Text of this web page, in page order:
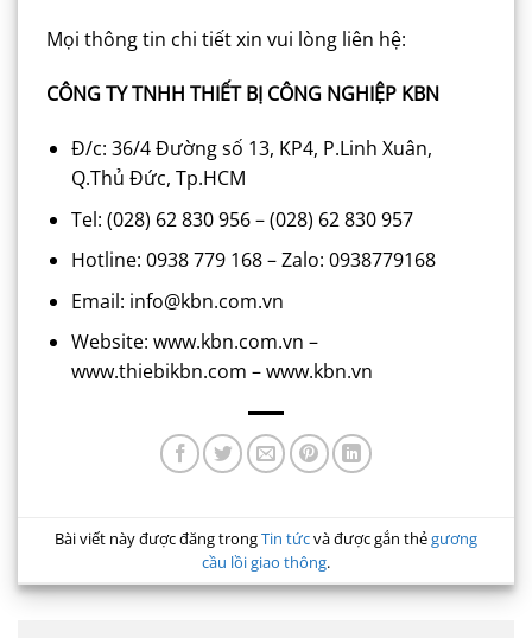
Mọi thông tin chi tiết xin vui lòng liên hệ:
CÔNG TY TNHH THIẾT BỊ CÔNG NGHIỆP KBN
Đ/c: 36/4 Đường số 13, KP4, P.Linh Xuân,
Q.Thủ Đức, Tp.HCM
Tel: (028) 62 830 956 – (028) 62 830 957
Hotline: 0938 779 168 – Zalo: 0938779168
Email: info@kbn.com.vn
Website: www.kbn.com.vn –
www.thiebikbn.com – www.kbn.vn
Bài viết này được đăng trongTin tứcvà được gắn thẻgương
cầu lồi giao thông.